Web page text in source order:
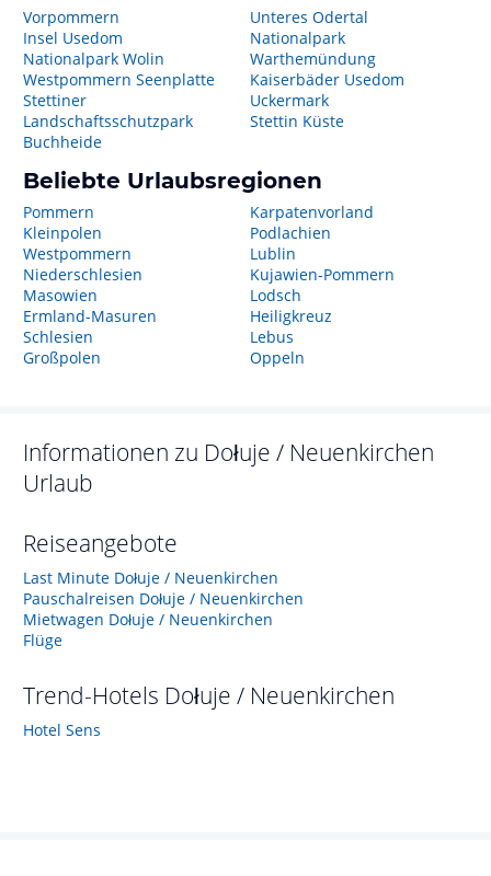
Vorpommern
Insel Usedom
Nationalpark Wolin
Westpommern Seenplatte
Stettiner
Landschaftsschutzpark
Buchheide
Unteres Odertal
Nationalpark
Warthemündung
Kaiserbäder Usedom
Uckermark
Stettin Küste
Beliebte Urlaubsregionen
Pommern
Kleinpolen
Westpommern
Niederschlesien
Masowien
Ermland-Masuren
Schlesien
Großpolen
Karpatenvorland
Podlachien
Lublin
Kujawien-Pommern
Lodsch
Heiligkreuz
Lebus
Oppeln
Informationen zu Dołuje / Neuenkirchen
Urlaub
Reiseangebote
Last Minute Dołuje / Neuenkirchen
Pauschalreisen Dołuje / Neuenkirchen
Mietwagen Dołuje / Neuenkirchen
Flüge
Trend-Hotels Dołuje / Neuenkirchen
Hotel Sens